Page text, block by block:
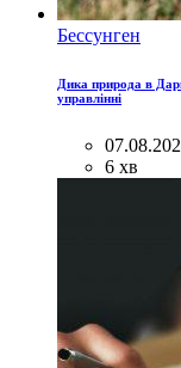
Бессунген
Дика природа в
управлінні
6 хв